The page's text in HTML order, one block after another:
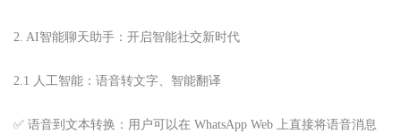
2. AI智能聊天助手：开启智能社交新时代
2.1 人工智能：语音转文字、智能翻译
✅ 语音到文本转换：用户可以在 WhatsApp Web 上直接将语音消息